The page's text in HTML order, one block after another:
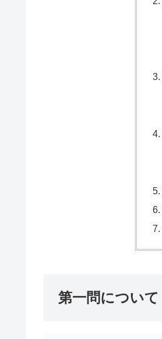
第一問について